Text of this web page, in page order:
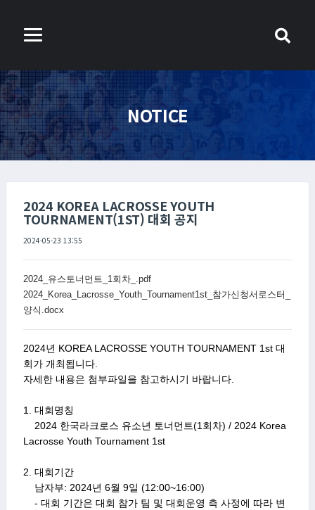
NOTICE
2024 KOREA LACROSSE YOUTH
TOURNAMENT(1ST) 대회 공지
2024-05-23 13:55
2024_유스토너먼트_1회차_.pdf
2024_Korea_Lacrosse_Youth_Tournament1st_참가신청서로스터_
양식.docx
2024년 KOREA LACROSSE YOUTH TOURNAMENT 1st 대
회가 개최됩니다.
자세한 내용은 첨부파일을 참고하시기 바랍니다.
1. 대회명칭
Lacrosse Youth Tournament 1st
2. 대회기간